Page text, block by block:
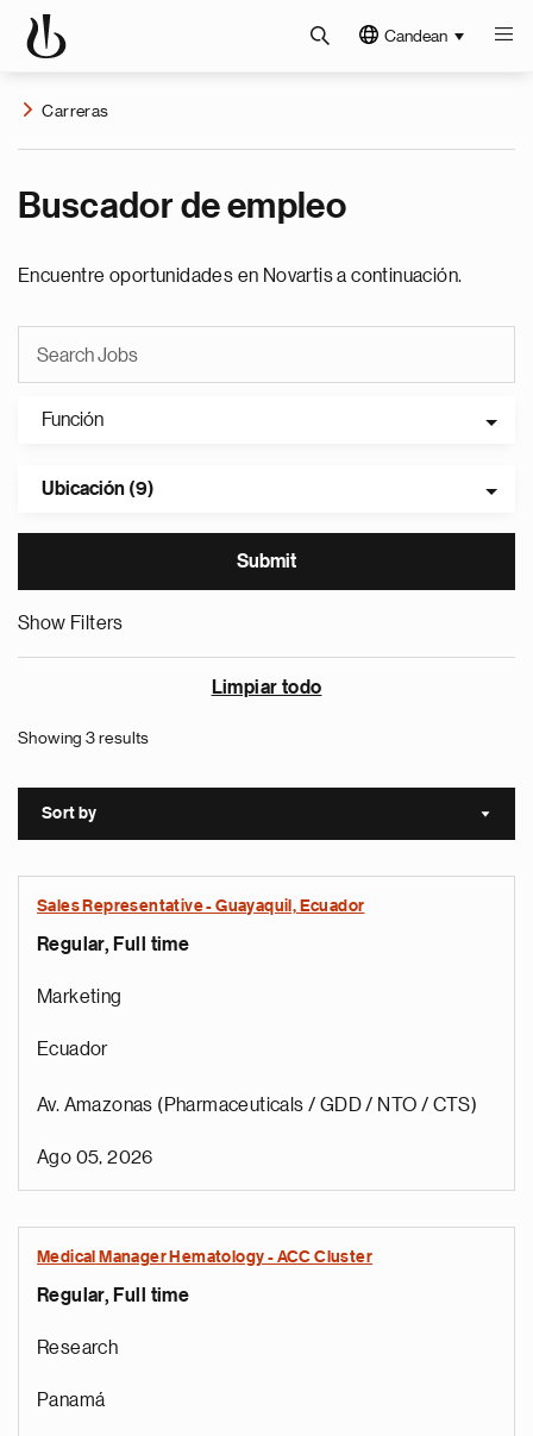
Candean
Carreras
Buscador de empleo
Encuentre oportunidades en Novartis a continuación.
Función
Ubicación (9)
Show Filters
Limpiar todo
Showing 3 results
Sort by Sort
Sales Representative - Guayaquil, Ecuador
Regular, Full time
Marketing
Ecuador
Av. Amazonas (Pharmaceuticals / GDD / NTO / CTS)
Ago 05, 2026
Medical Manager Hematology - ACC Cluster
Regular, Full time
Research
Panamá